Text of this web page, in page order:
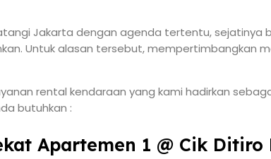
Jakarta dengan agenda tertentu, sejatinya
Untuk alasan tersebut, mempertimbangkan
rental kendaraan yang kami hadirkan
butuhkan :
Apartemen 1 @ Cik Ditiro